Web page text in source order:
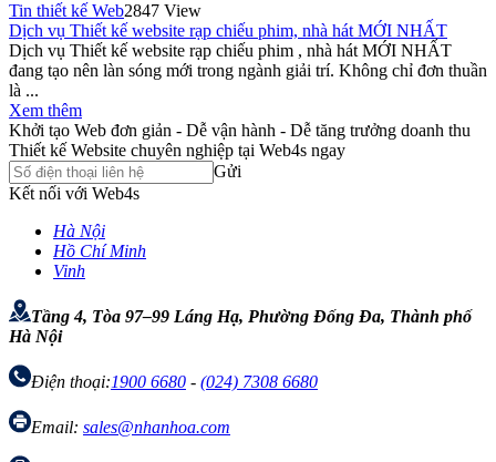
Tin thiết kế Web2847 View
Dịch vụ Thiết kế website rạp chiếu phim, nhà hát MỚI NHẤT
Dịch vụ Thiết kế website rạp chiếu phim , nhà hát MỚI NHẤT
đang tạo nên làn sóng mới trong ngành giải trí. Không chỉ đơn thuần
là ...
Xem thêm
Khởi tạo Web đơn giản - Dễ vận hành - Dễ tăng trưởng doanh thu
Thiết kế Website chuyên nghiệp tại Web4s ngay
Gửi
Kết nối với Web4s
Hà Nội
Hồ Chí Minh
Vinh
Tầng 4, Tòa 97–99 Láng Hạ, Phường Đống Đa, Thành phố
Hà Nội
Điện thoại:1900 6680 - (024) 7308 6680
Email: sales@nhanhoa.com